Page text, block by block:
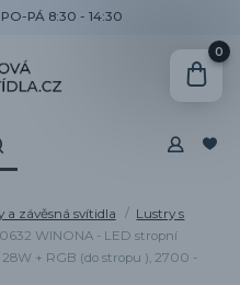
PO-PÁ 8:30 - 14:30
0
a závěsná svítidla
Lustry s
WINONA - LED stropní
+ RGB (do stropu ), 2700 -